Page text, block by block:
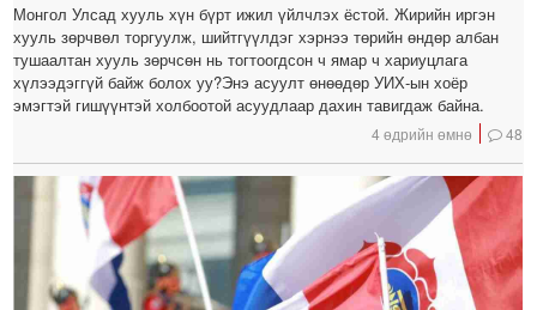
Монгол Улсад хууль хүн бүрт ижил үйлчлэх ёстой. Жирийн иргэн
хууль зөрчвөл торгуулж, шийтгүүлдэг хэрнээ төрийн өндөр албан
тушаалтан хууль зөрчсөн нь тогтоогдсон ч ямар ч хариуцлага
хүлээдэггүй байж болох уу?Энэ асуулт өнөөдөр УИХ-ын хоёр
эмэгтэй гишүүнтэй холбоотой асуудлаар дахин тавигдаж байна.
4 өдрийн өмнө 48